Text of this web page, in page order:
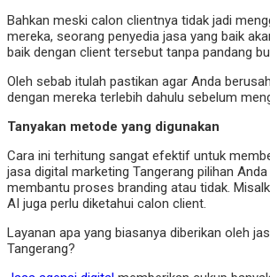
Bahkan meski calon clientnya tidak jadi
mereka, seorang penyedia jasa yang baik
baik dengan client tersebut tanpa pandang
Oleh sebab itulah pastikan agar Anda
dengan mereka terlebih dahulu sebelum
Tanyakan metode yang digunakan
Cara ini terhitung sangat efektif untuk
jasa digital marketing Tangerang pilihan
membantu proses branding atau tidak.
AI juga perlu diketahui calon client.
Layanan apa yang biasanya diberikan oleh
Tangerang?